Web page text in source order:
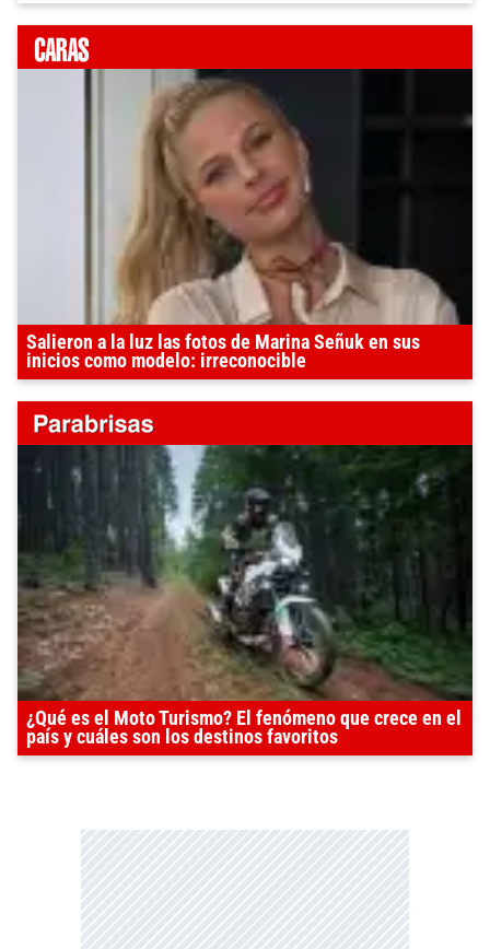
Salieron a la luz las fotos de Marina Señuk en sus
inicios como modelo: irreconocible
¿Qué es el Moto Turismo? El fenómeno que crece en el
país y cuáles son los destinos favoritos